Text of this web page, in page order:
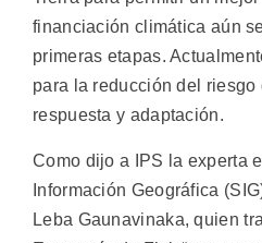
financiación climática aún
primeras etapas.
para la reducción del riesgo
respuesta y adaptación.
Como dijo a IPS la experta
Información Geográfica
Leba Gaunavinaka, quien